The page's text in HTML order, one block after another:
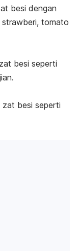
besi dengan
tomato
besi seperti
zat besi seperti